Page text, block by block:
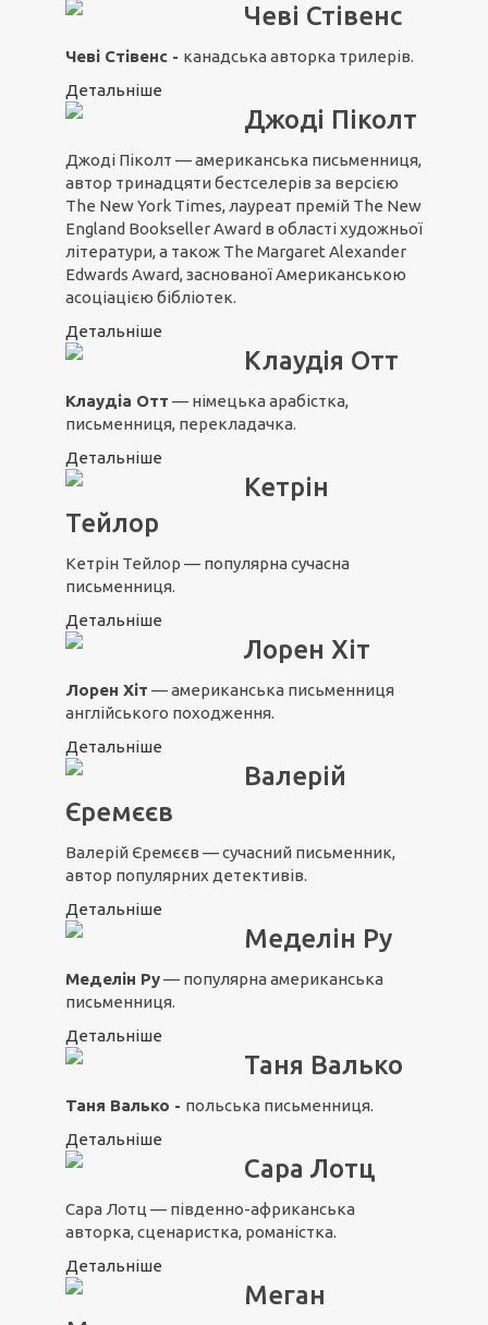
Чеві Стівенс
Чеві Стівенс - канадська авторка трилерів.
Детальніше
Джоді Піколт
Джоді Піколт — американська письменниця,
автор тринадцяти бестселерів за версією
The New York Times, лауреат премій The New
England Bookseller Award в області художньої
літератури, а також The Margaret Alexander
Edwards Award, заснованої Американською
асоціацією бібліотек.
Детальніше
Клаудія Отт
Клаудіа Отт — німецька арабістка,
письменниця, перекладачка.
Детальніше
Кетрін
Тейлор
Кетрін Тейлор — популярна сучасна
письменниця.
Детальніше
Лорен Хіт
Лорен Хіт — американська письменниця
англійського походження.
Детальніше
Валерій
Єремєєв
Валерій Єремєєв — сучасний письменник,
автор популярних детективів.
Детальніше
Меделін Ру
Меделін Ру— популярна американська
письменниця.
Детальніше
Таня Валько
Таня Валько - польська письменниця.
Детальніше
Сара Лотц
Сара Лотц — південно-африканська
авторка, сценаристка, романістка.
Детальніше
Меган